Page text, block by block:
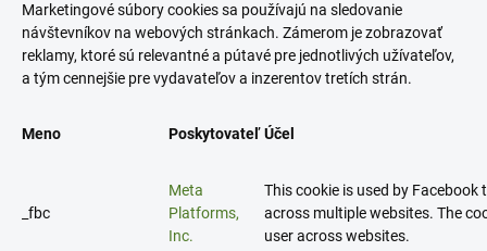
Marketingové súbory cookies sa používajú na sledovanie
návštevníkov na webových stránkach. Zámerom je zobrazovať
reklamy, ktoré sú relevantné a pútavé pre jednotlivých užívateľov,
a tým cennejšie pre vydavateľov a inzerentov tretích strán.
Meno Poskytovateľ Účel
_fbc
Meta
Platforms,
Inc.
This cookie is used by
across multiple websites. The
user across websites.